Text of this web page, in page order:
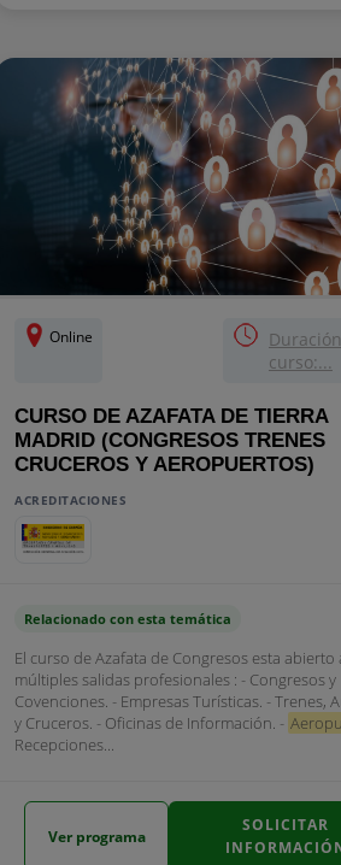
Online
curso:...
CURSO DE AZAFATA DE TIERRA
MADRID (CONGRESOS TRENES
CRUCEROS Y AEROPUERTOS)
ACREDITACIONES
Relacionado con esta temática
El curso de Azafata de Congresos esta abierto
múltiples salidas profesionales : - Congresos y
Covenciones. - Empresas Turísticas. - Trenes,
y Cruceros. - Oficinas de Información. -
Recepciones...
Ver programa
SOLICITAR